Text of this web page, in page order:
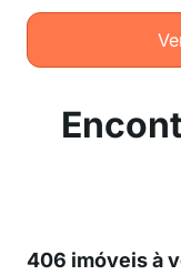
406 imóveis à